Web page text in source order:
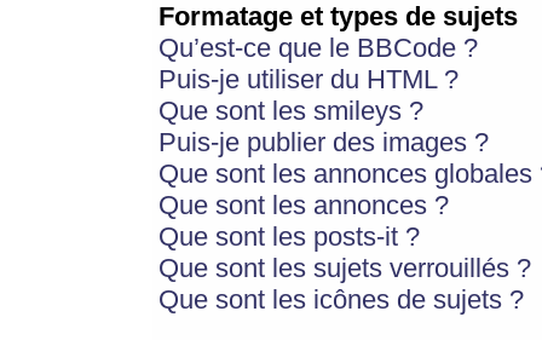
Formatage et types de sujets
Qu’est-ce que le BBCode ?
Puis-je utiliser du HTML ?
Que sont les smileys ?
Puis-je publier des images ?
Que sont les annonces globales
Que sont les annonces ?
Que sont les posts-it ?
Que sont les sujets verrouillés ?
Que sont les icônes de sujets ?